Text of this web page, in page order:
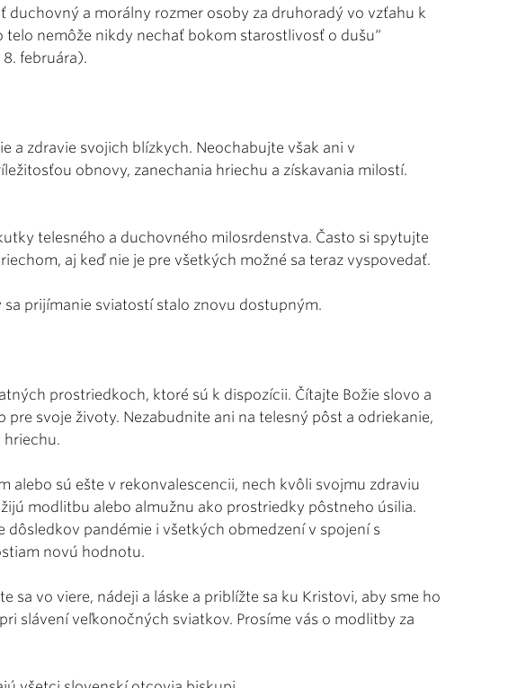
duchovný a morálny rozmer osoby za druhoradý vo vzťahu k
nemôže nikdy nechať bokom starostlivosť o dušu“
februára).
a zdravie svojich blízkych. Neochabujte však ani v
obnovy, zanechania hriechu a získavania milostí.
telesného a duchovného milosrdenstva. Často si spytujte
aj keď nie je pre všetkých možné sa teraz vyspovedať.
sa prijímanie sviatostí stalo znovu dostupným.
prostriedkoch, ktoré sú k dispozícii. Čítajte Božie slovo a
svoje životy. Nezabudnite ani na telesný pôst a odriekanie,
alebo sú ešte v rekonvalescencii, nech kvôli svojmu zdraviu
modlitbu alebo almužnu ako prostriedky pôstneho úsilia.
dôsledkov pandémie i všetkých obmedzení v spojení s
novú hodnotu.
sa vo viere, nádeji a láske a priblížte sa ku Kristovi, aby sme ho
slávení veľkonočných sviatkov. Prosíme vás o modlitby za